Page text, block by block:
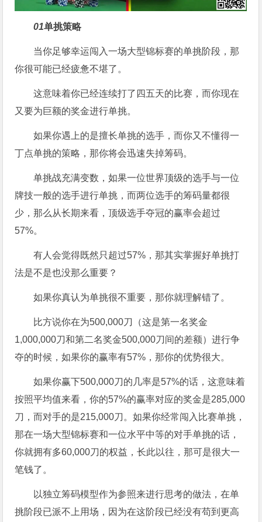
01单挑策略
当你足够幸运闯入一场大型锦标赛的单挑阶段，那
你很可能已经疲惫不堪了。
这意味着你已经连续打了四五天的比赛，而你现在
又要为巨额的奖金进行单挑。
如果你遇上的是擅长单挑的选手，而你又不懂得一
丁点单挑的策略，那你将会迅速失掉筹码。
单挑战充满变数，如果一位世界顶级的选手与一位
牌技一般的选手进行单挑，而两位选手的筹码量都很
少，那么从长期来看，顶级选手夺冠的赢率会超过
57%。
有人会觉得既然只超过57%，那其实掌握好单挑打
法是不是也没那么重要？
如果你真认为单挑很不重要，那你就理解错了。
比方说你在为500,000刀（这是第一名奖金
1,000,000刀和第二名奖金500,000刀间的差额）进行争
夺的时候，如果你的赢率有57%，那你的优势很大。
如果你赢下500,000刀的几率是57%的话，这意味着
按照平均值来看，你的57%的赢率对应的奖金是285,000
刀，而对手的是215,000刀。如果你经常闯入比赛单挑，
那在一场大型锦标赛和一位水平中等的对手单挑的话，
你就拥有多60,000刀的权益，长此以往，那可是很大一
笔钱了。
以独立筹码模型作为参照来进行思考的做法，在单
挑阶段已派不上用场，因为在这阶段已经没有苟到更高